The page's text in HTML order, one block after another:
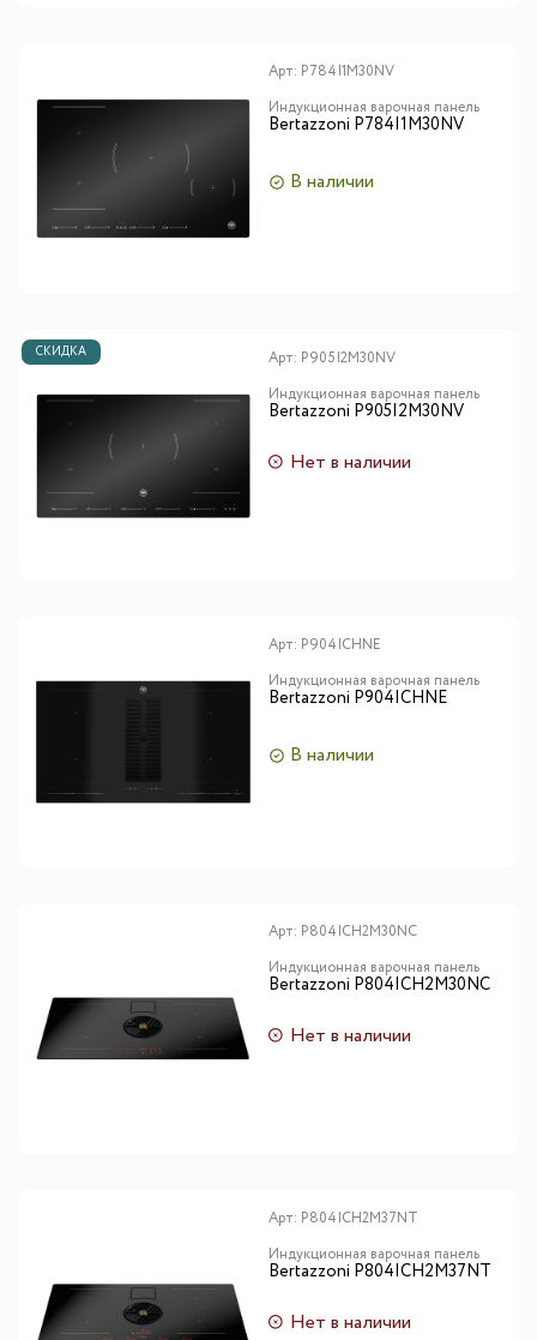
Арт: P784I1M30NV
Индукционная варочная панель
Bertazzoni P784I1M30NV
В наличии
СКИДКА Арт: P905I2M30NV
Индукционная варочная панель
Bertazzoni P905I2M30NV
Нет в наличии
Арт: P904ICHNE
Индукционная варочная панель
Bertazzoni P904ICHNE
В наличии
Арт: P804ICH2M30NC
Индукционная варочная панель
Bertazzoni P804ICH2M30NC
Нет в наличии
Арт: P804ICH2M37NT
Индукционная варочная панель
Bertazzoni P804ICH2M37NT
Нет в наличии